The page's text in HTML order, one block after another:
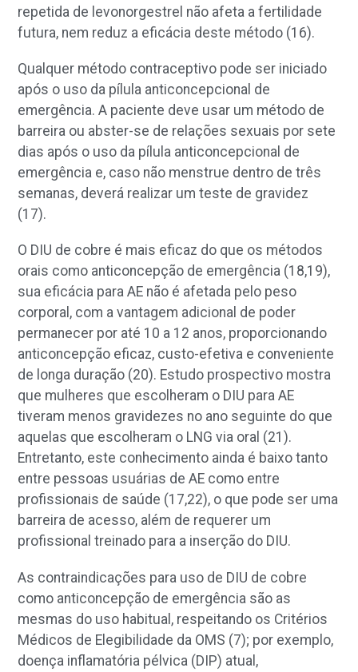
repetida de levonorgestrel não afeta a fertilidade
futura, nem reduz a eficácia deste método (16).
Qualquer método contraceptivo pode ser iniciado
após o uso da pílula anticoncepcional de
emergência. A paciente deve usar um método de
barreira ou abster-se de relações sexuais por sete
dias após o uso da pílula anticoncepcional de
emergência e, caso não menstrue dentro de três
semanas, deverá realizar um teste de gravidez
(17).
O DIU de cobre é mais eficaz do que os métodos
orais como anticoncepção de emergência (18,19),
sua eficácia para AE não é afetada pelo peso
corporal, com a vantagem adicional de poder
permanecer por até 10 a 12 anos, proporcionando
anticoncepção eficaz, custo-efetiva e conveniente
de longa duração (20). Estudo prospectivo mostra
que mulheres que escolheram o DIU para AE
tiveram menos gravidezes no ano seguinte do que
aquelas que escolheram o LNG via oral (21).
Entretanto, este conhecimento ainda é baixo tanto
entre pessoas usuárias de AE como entre
profissionais de saúde (17,22), o que pode ser uma
barreira de acesso, além de requerer um
profissional treinado para a inserção do DIU.
As contraindicações para uso de DIU de cobre
como anticoncepção de emergência são as
mesmas do uso habitual, respeitando os Critérios
Médicos de Elegibilidade da OMS (7); por exemplo,
doença inflamatória pélvica (DIP) atual,